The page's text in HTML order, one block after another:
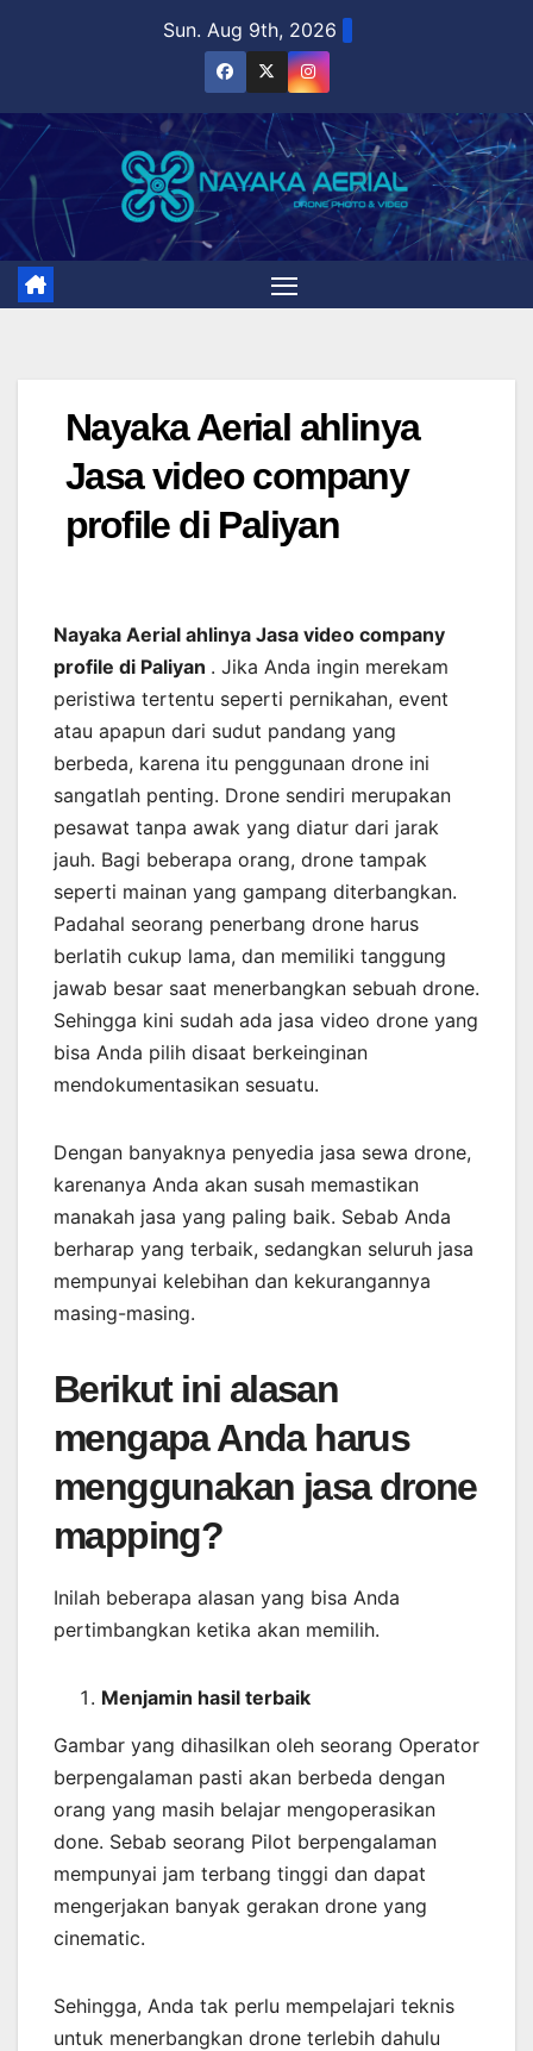
Sun. Aug 9th, 2026
Nayaka Aerial ahlinya
Jasa video company
profile di Paliyan
Nayaka Aerial ahlinya Jasa video company
profile di Paliyan . Jika Anda ingin merekam
peristiwa tertentu seperti pernikahan, event
atau apapun dari sudut pandang yang
berbeda, karena itu penggunaan drone ini
sangatlah penting. Drone sendiri merupakan
pesawat tanpa awak yang diatur dari jarak
jauh. Bagi beberapa orang, drone tampak
seperti mainan yang gampang diterbangkan.
Padahal seorang penerbang drone harus
berlatih cukup lama, dan memiliki tanggung
jawab besar saat menerbangkan sebuah drone.
Sehingga kini sudah ada jasa video drone yang
bisa Anda pilih disaat berkeinginan
mendokumentasikan sesuatu.
Dengan banyaknya penyedia jasa sewa drone,
karenanya Anda akan susah memastikan
manakah jasa yang paling baik. Sebab Anda
berharap yang terbaik, sedangkan seluruh jasa
mempunyai kelebihan dan kekurangannya
masing-masing.
Berikut ini alasan
mengapa Anda harus
menggunakan jasa drone
mapping?
Inilah beberapa alasan yang bisa Anda
pertimbangkan ketika akan memilih.
Menjamin hasil terbaik
Gambar yang dihasilkan oleh seorang Operator
berpengalaman pasti akan berbeda dengan
orang yang masih belajar mengoperasikan
done. Sebab seorang Pilot berpengalaman
mempunyai jam terbang tinggi dan dapat
mengerjakan banyak gerakan drone yang
cinematic.
Sehingga, Anda tak perlu mempelajari teknis
untuk menerbangkan drone terlebih dahulu